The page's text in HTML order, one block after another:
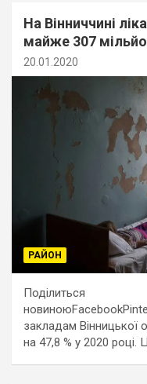
На Вінниччині
майже 307
20.01.2020
РАЙОН
Поділиться
закладам Вінницької
на 47,8 % у 2020 році.